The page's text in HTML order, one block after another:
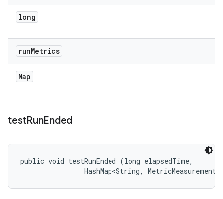
long
runMetrics
Map
testRunEnded
public void testRunEnded (long elapsedTime,
HashMap<String,